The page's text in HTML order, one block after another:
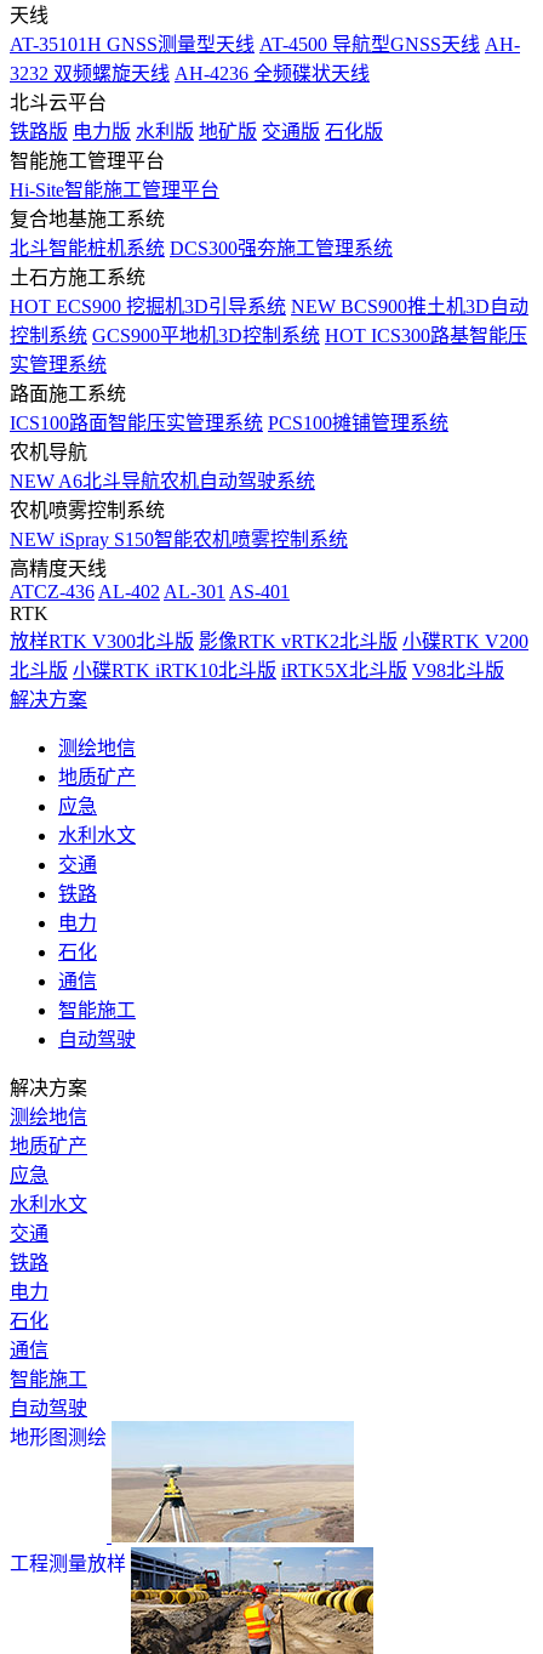
天线
AT-35101H GNSS测量型天线 AT-4500 导航型GNSS天线 AH-
3232 双频螺旋天线 AH-4236 全频碟状天线
北斗云平台
铁路版 电力版 水利版 地矿版 交通版 石化版
智能施工管理平台
Hi-Site智能施工管理平台
复合地基施工系统
北斗智能桩机系统 DCS300强夯施工管理系统
土石方施工系统
HOT ECS900 挖掘机3D引导系统 NEW BCS900推土机3D自动
控制系统 GCS900平地机3D控制系统 HOT ICS300路基智能压
实管理系统
路面施工系统
ICS100路面智能压实管理系统 PCS100摊铺管理系统
农机导航
NEW A6北斗导航农机自动驾驶系统
农机喷雾控制系统
NEW iSpray S150智能农机喷雾控制系统
高精度天线
ATCZ-436 AL-402 AL-301 AS-401
RTK
放样RTK V300北斗版 影像RTK vRTK2北斗版 小碟RTK V200
北斗版 小碟RTK iRTK10北斗版 iRTK5X北斗版 V98北斗版
解决方案
测绘地信
地质矿产
应急
水利水文
交通
铁路
电力
石化
通信
智能施工
自动驾驶
解决方案
测绘地信
地质矿产
应急
水利水文
交通
铁路
电力
石化
通信
智能施工
自动驾驶
地形图测绘
工程测量放样